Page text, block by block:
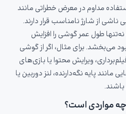
مداوم در معرض خطراتی مانند
از شارژ نامناسب قرار دارند.
طول عمر گوشی را افزایش
می‌بخشد. برای مثال، اگر از گوشی
ویرایش محتوا یا بازی‌های
مانند پایه نگه‌دارنده، لنز دوربین یا
مواردی است؟